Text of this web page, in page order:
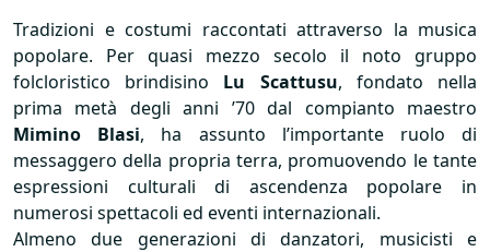
Tradizioni e costumi raccontati attraverso la musica
popolare. Per quasi mezzo secolo il noto gruppo
folcloristico brindisino Lu Scattusu, fondato nella
prima metà degli anni ’70 dal compianto maestro
Mimino Blasi, ha assunto l’importante ruolo di
messaggero della propria terra, promuovendo le tante
espressioni culturali di ascendenza popolare in
numerosi spettacoli ed eventi internazionali.
Almeno due generazioni di danzatori, musicisti e